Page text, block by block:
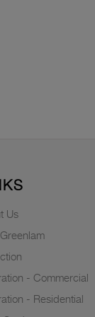
Us
- Commercial
- Residential